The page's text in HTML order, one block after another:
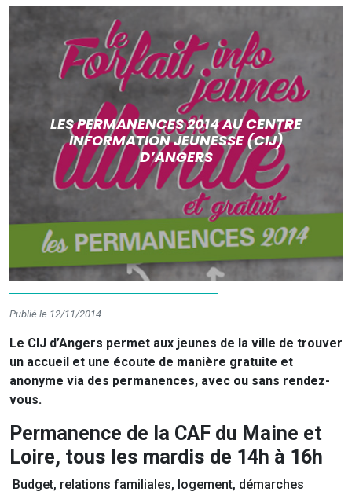
LES PERMANENCES 2014 AU CENTRE
INFORMATION JEUNESSE (CIJ)
D’ANGERS
Publié le 12/11/2014
Le CIJ d’Angers permet aux jeunes de la ville de trouver
un accueil et une écoute de manière gratuite et
anonyme via des permanences, avec ou sans rendez-
vous.
Permanence de la CAF du Maine et
Loire, tous les mardis de 14h à 16h
Budget, relations familiales, logement, démarches